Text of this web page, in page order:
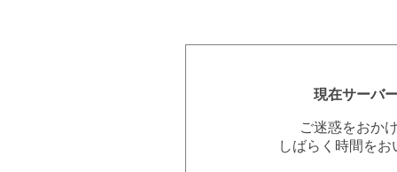
現在サーバ
ご迷惑をおか
しばらく時間を